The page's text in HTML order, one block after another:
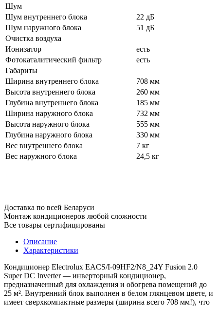
Шум
Шум внутреннего блока
22 дБ
Шум наружного блока
51 дБ
Очистка воздуха
Ионизатор
есть
Фотокаталитический фильтр
есть
Габариты
Ширина внутреннего блока
708 мм
Высота внутреннего блока
260 мм
Глубина внутреннего блока
185 мм
Ширина наружного блока
732 мм
Высота наружного блока
555 мм
Глубина наружного блока
330 мм
Вес внутреннего блока
7 кг
Вес наружного блока
24,5 кг
Доставка по всей Беларуси
Монтаж кондиционеров любой сложности
Все товары сертифицированы
Описание
Характеристики
Кондиционер Electrolux EACS/I-09HF2/N8_24Y Fusion 2.0
Super DC Inverter — инверторный кондиционер,
предназначенный для охлаждения и обогрева помещений до
25 м². Внутренний блок выполнен в белом глянцевом цвете, и
имеет сверхкомпактные размеры (ширина всего 708 мм!), что